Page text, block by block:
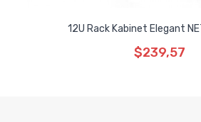
12U Rack Kabinet Elegant
$239,57